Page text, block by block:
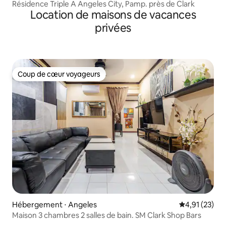
Résidence Triple A Angeles City, Pamp. près de Clark
Location de maisons de vacances
privées
Coup de cœur voyageurs
Coup de cœur voyageurs
Hébergement ⋅ Angeles Évaluation
4,91 (23)
Maison 3 chambres 2 salles de bain. SM Clark Shop Bars